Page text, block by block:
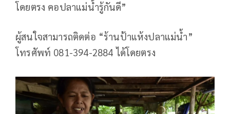
โดยตรง คอปลาแม่น้ำรู้กันดี”
ผู้สนใจสามารถติดต่อ “ร้านป้าแห้งปลาแม่น้ำ”
โทรศัพท์ 081-394-2884 ได้โดยตรง